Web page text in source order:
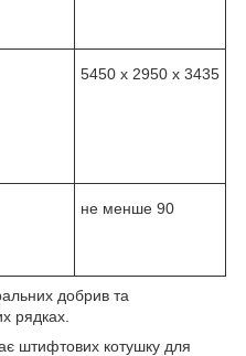
5450 х 2950 х 3435
не менше 90
добрив та
рядках.
штифтових котушку для